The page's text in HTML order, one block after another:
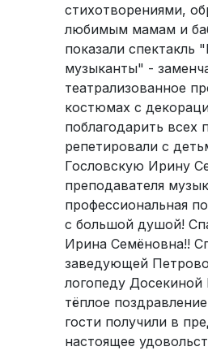
стихотворениями,
любимым мамам и
показали спектакль
музыканты" -
театрализованное
костюмах с
поблагодарить всех
репетировали с
Гословскую Ирину
преподавателя
профессиональная
с большой душой!
Ирина Семёновна!!
заведующей
логопеду
тёплое
гости получили в
настоящее